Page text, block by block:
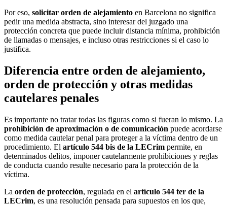
Por eso, solicitar orden de alejamiento en Barcelona no significa
pedir una medida abstracta, sino interesar del juzgado una
protección concreta que puede incluir distancia mínima, prohibición
de llamadas o mensajes, e incluso otras restricciones si el caso lo
justifica.
Diferencia entre orden de alejamiento,
orden de protección y otras medidas
cautelares penales
Es importante no tratar todas las figuras como si fueran lo mismo. La
prohibición de aproximación o de comunicación puede acordarse
como medida cautelar penal para proteger a la víctima dentro de un
procedimiento. El artículo 544 bis de la LECrim permite, en
determinados delitos, imponer cautelarmente prohibiciones y reglas
de conducta cuando resulte necesario para la protección de la
víctima.
La orden de protección, regulada en el artículo 544 ter de la
LECrim, es una resolución pensada para supuestos en los que,